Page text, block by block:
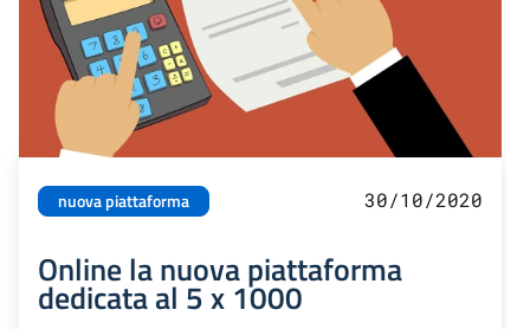
nuova piattaforma 30/10/2020
Online la nuova piattaforma
dedicata al 5 x 1000